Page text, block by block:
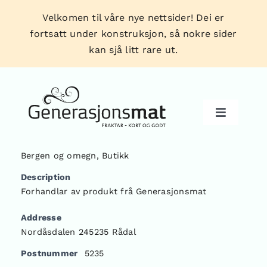
content
Velkomen til våre nye nettsider! Dei er
fortsatt under konstruksjon, så nokre sider
kan sjå litt rare ut.
Toggle
Bergen og omegn, Butikk
Description
Forhandlar av produkt frå Generasjonsmat
Addresse
Nordåsdalen 245235 Rådal
Postnummer 5235